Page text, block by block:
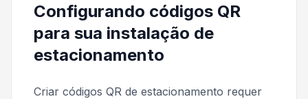
Configurando códigos QR
para sua instalação de
estacionamento
Criar códigos QR de estacionamento requer